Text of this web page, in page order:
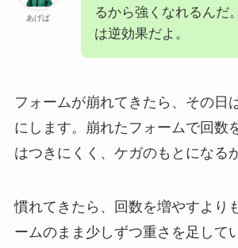
あげば
るから強くなれるんだ
は逆効果だよ。
フォームが崩れてきたら、その日
にします。崩れたフォームで回数
はつきにくく、ケガのもとになる
慣れてきたら、回数を増やすより
ームのまま少しずつ重さを足して